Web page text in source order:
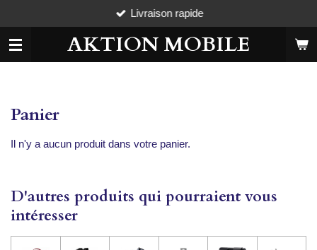
au
contenu
principal
AKTION MOBILE
Livraison rapide
Panier
Il n'y a aucun produit dans votre panier.
D'autres produits qui pourraient vous
intéresser